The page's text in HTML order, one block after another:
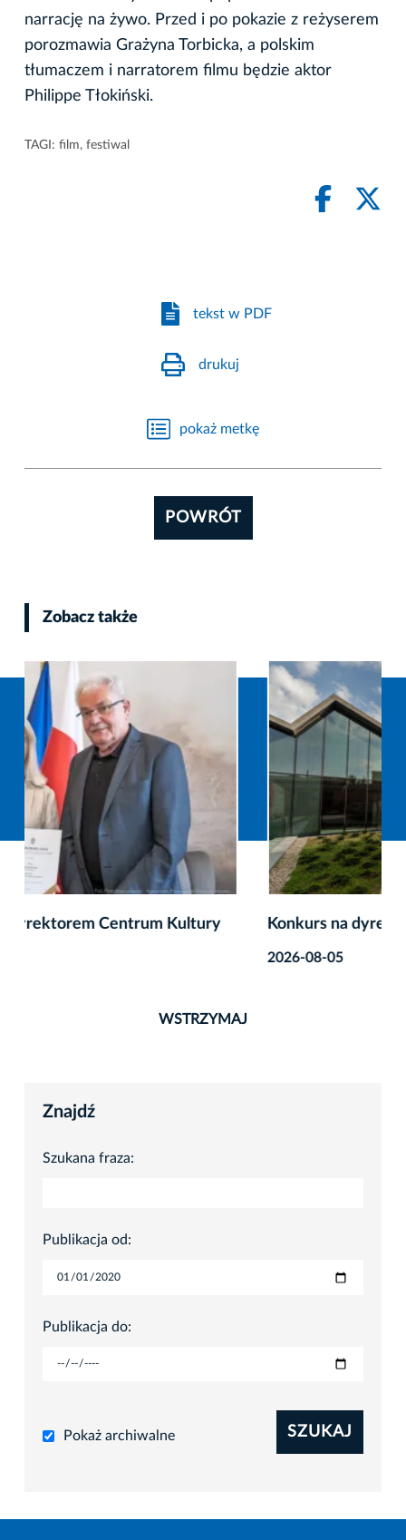
narrację na żywo. Przed i po pokazie z reżyserem
porozmawia Grażyna Torbicka, a polskim
tłumaczem i narratorem filmu będzie aktor
Philippe Tłokiński.
TAGI: film, festiwal
tekst w PDF
drukuj
pokaż metkę
POWRÓT
Zobacz także
Konkurs na dyrektora MOCAK-u
WSTRZYMAJ
Znajdź
Szukana fraza:
Publikacja od:
Publikacja do:
Pokaż archiwalne SZUKAJ